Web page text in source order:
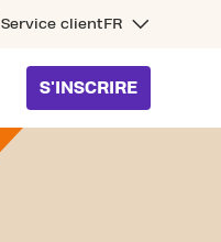
Service client FR
S'INSCRIRE